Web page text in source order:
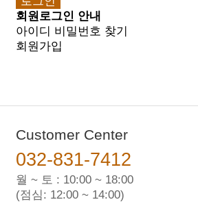
회원로그인 안내
아이디 비밀번호 찾기
회원가입
Customer Center
032-831-7412
월 ~ 토 : 10:00 ~ 18:00
(점심: 12:00 ~ 14:00)